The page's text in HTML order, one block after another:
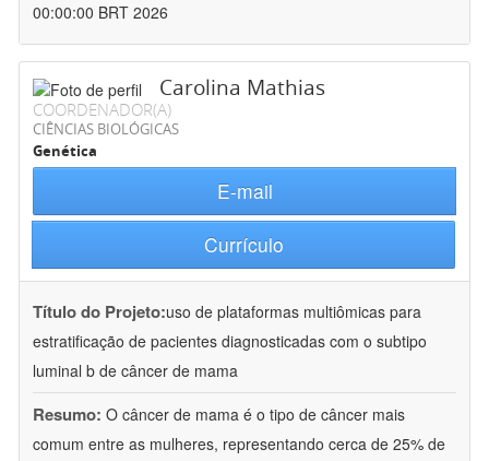
00:00:00 BRT 2026
Carolina Mathias
COORDENADOR(A)
CIÊNCIAS BIOLÓGICAS
Genética
E-mail
Currículo
Título do Projeto:uso de plataformas multiômicas para
estratificação de pacientes diagnosticadas com o subtipo
luminal b de câncer de mama
Resumo: O câncer de mama é o tipo de câncer mais
comum entre as mulheres, representando cerca de 25% de